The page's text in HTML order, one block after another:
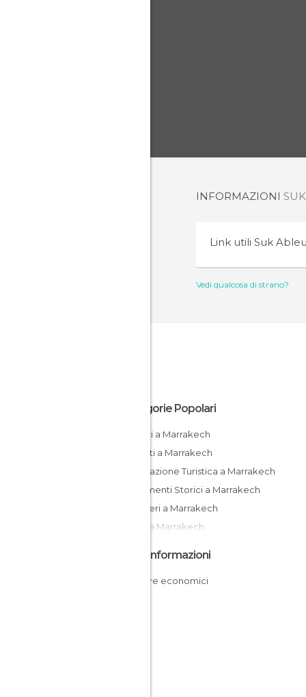
INFORMAZIONI
Link utili Suk
Vedi qualcosa di strano?
Categorie Popolari
Negozi a Marrakech
Mercati a Marrakech
Informazione Turistica a Marrakech
Monumenti Storici a Marrakech
Quartieri a Marrakech
Musei a Marrakech
Altre Informazioni
Dormire economici